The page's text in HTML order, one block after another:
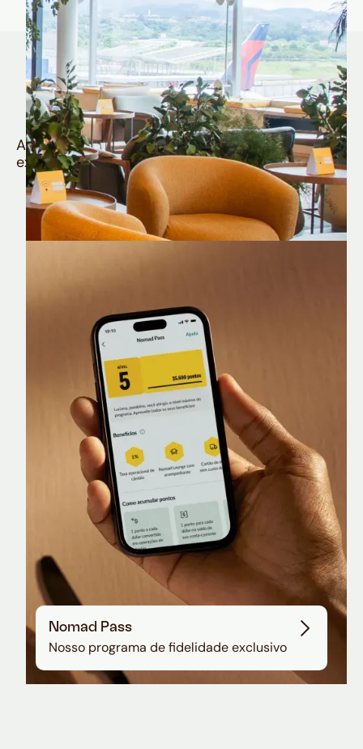
Quem é Nomad tem
muito mais
Aproveite todos os benefícios e vantagens
exclusivas da sua Conta Internacional
Nomad Lounge
Sala VIP no Aeroporto de Guarulhos
Nomad Pass
Nosso programa de fidelidade exclusivo